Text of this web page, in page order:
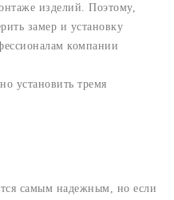
изделий. Поэтому,
замер и установку
компании
установить тремя
самым надежным, но если